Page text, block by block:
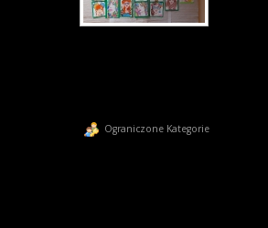
Ograniczone Kategorie